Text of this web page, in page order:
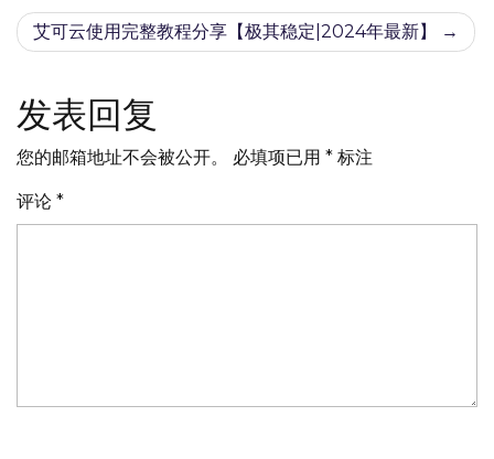
导艾可云使用完整教程分享【极其稳定|2024年最新】
发表回复
您的邮箱地址不会被公开。 必填项已用 * 标注
评论 *